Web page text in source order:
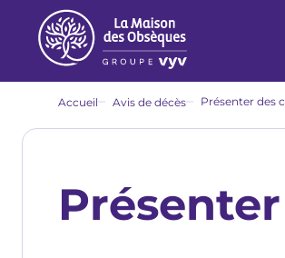
contenu
principal
d'Ariane
Accueil Avis de décès Présenter des